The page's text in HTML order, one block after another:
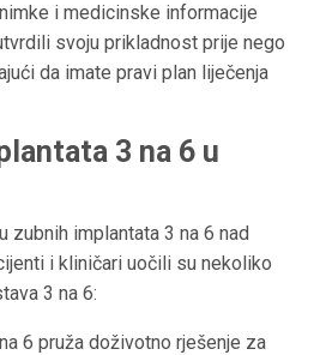
i medicinske informacije
svoju prikladnost prije nego
da imate pravi plan liječenja
3 na 6 u
zubnih implantata 3 na 6 nad
i kliničari uočili su nekoliko
3 na 6:
6 pruža doživotno rješenje za